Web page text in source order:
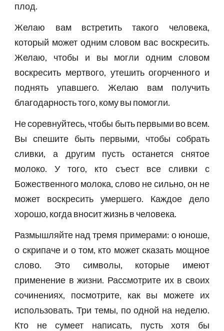
плод.
Желаю вам встретить такого человека,
который может одним словом вас воскресить.
Желаю, чтобы и вы могли одним словом
воскресить мертвого, утешить огорченного и
поднять упавшего. Желаю вам получить
благодарность того, кому вы помогли.
Не соревнуйтесь, чтобы быть первыми во всем.
Вы спешите быть первыми, чтобы собрать
сливки, а другим пусть останется снятое
молоко. У того, кто съест все сливки с
Божественного молока, слово не сильно, он не
может воскресить умершего. Каждое дело
хорошо, когда вносит жизнь в человека.
Размышляйте над тремя примерами: о юноше,
о скрипаче и о том, кто может сказать мощное
слово. Это символы, которые имеют
применение в жизни. Рассмотрите их в своих
сочинениях, посмотрите, как вы можете их
использовать. Три темы, по одной на неделю.
Кто не сумеет написать, пусть хотя бы